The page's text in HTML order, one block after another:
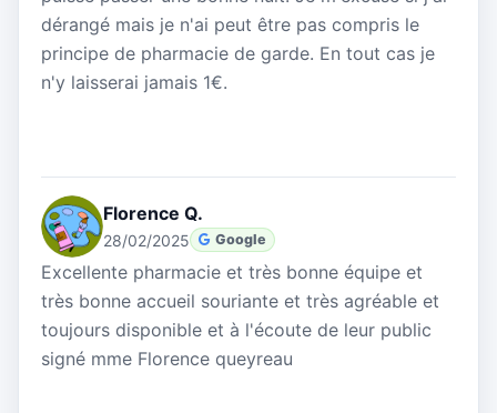
dérangé mais je n'ai peut être pas compris le
principe de pharmacie de garde. En tout cas je
n'y laisserai jamais 1€.
Florence Q.
28/02/2025 Google
Excellente pharmacie et très bonne équipe et
très bonne accueil souriante et très agréable et
toujours disponible et à l'écoute de leur public
signé mme Florence queyreau